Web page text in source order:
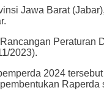
Jawa Barat
Peraturan
2023).
2024